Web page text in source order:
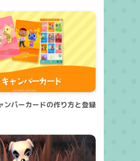
ンパーカードの作り方と登録